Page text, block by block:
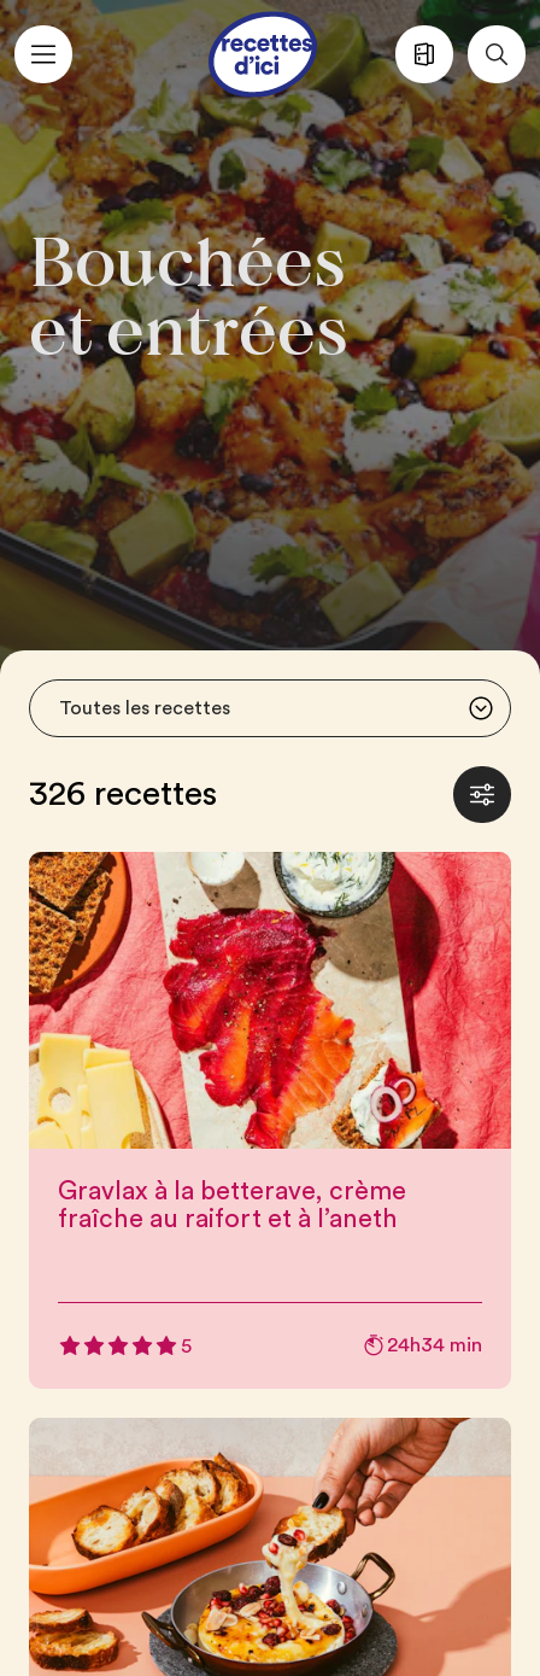
Aller au contenu principal
Bouchées
et entrées
Bouchées
et entrées
326 recettes
Gravlax à la betterave, crème
fraîche au raifort et à l’aneth
5 24h34 min